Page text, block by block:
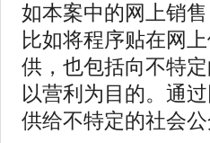
如本案中的网上销
比如将程序贴在网
供，也包括向不特
以营利为目的。通
供给不特定的社会公